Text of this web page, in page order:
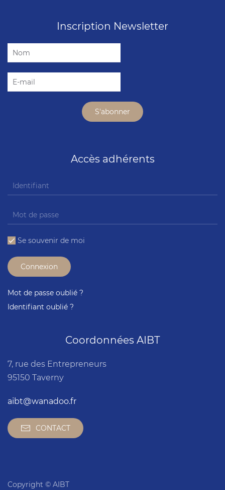
Inscription Newsletter
Accès adhérents
Se souvenir de moi
Connexion
Mot de passe oublié ?
Identifiant oublié ?
Coordonnées AIBT
7, rue des Entrepreneurs
95150 Taverny
aibt@wanadoo.fr
CONTACT
Copyright © AIBT